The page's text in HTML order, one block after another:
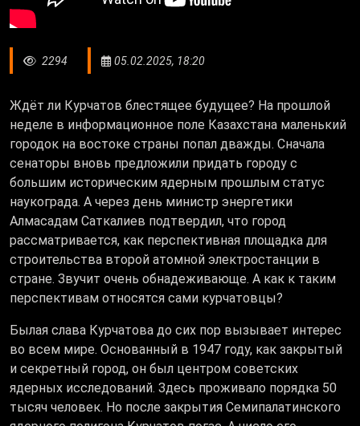
2294 05.02.2025, 18:20
Ждёт ли Курчатов блестящее будущее? На прошлой
неделе в информационное поле Казахстана маленький
городок на востоке страны попал дважды. Сначала
сенаторы вновь предложили придать городу с
большим историческим ядерным прошлым статус
наукограда. А через день министр энергетики
Алмасадам Саткалиев подтвердил, что город
рассматривается, как перспективная площадка для
строительства второй атомной электростанции в
стране. Звучит очень обнадеживающе. А как к таким
перспективам относятся сами курчатовцы?
Былая слава Курчатова до сих пор вызывает интерес
во всем мире. Основанный в 1947 году, как закрытый
и секретный город, он был центром советских
ядерных исследований. Здесь проживало порядка 50
тысяч человек. Но после закрытия Семипалатинского